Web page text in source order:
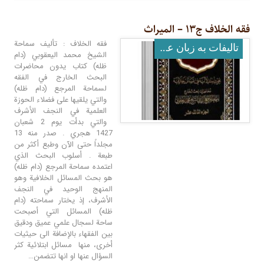
فقه الخلاف ج۱۳ – المیراث
تالیفات به زبان عربی
فقه الخلاف : تأليف سماحة
الشيخ محمد اليعقوبي (دام
ظله) كتاب يدون محاضرات
البحث الخارج في الفقه
لسماحة المرجع (دام ظله)
والتي يلقيها على فضلاء الحوزة
العلمية في النجف الأشرف
والتي بدأت يوم 2 شعبان
1427 هجري . صدر منه 13
مجلداً حتى الآن وطبع أكثر من
طبعة . أسلوب البحث الذي
اعتمده سماحة المرجع (دام ظله)
هو بحث المسائل الخلافية وهو
المنهج الوحيد في النجف
الأشرف، إذ يختار سماحته (دام
ظله) المسائل التي أصبحت
ساحة لسجال علمي عميق ودقيق
بين الفقهاء بالإضافة الى حيثيات
أخرى، منها مسائل ابتلائية كثر
السؤال عنها او انها تتضمن…